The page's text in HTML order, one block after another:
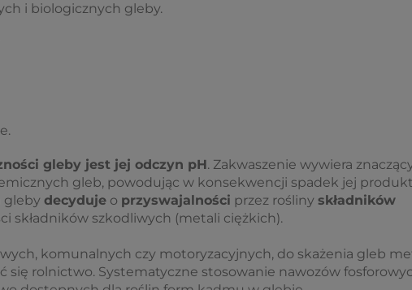
i biologicznych gleby.
gleby jest jej odczyn pH. Zakwaszenie wywiera
gleb, powodując w konsekwencji spadek jej
gleby decydujeo przyswajalności przez rośliny składników
składników szkodliwych (metali ciężkich).
komunalnych czy motoryzacyjnych, do skażenia gleb
się rolnictwo. Systematyczne stosowanie nawozów